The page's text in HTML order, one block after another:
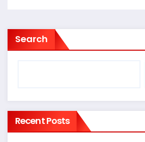
Search
Recent Posts